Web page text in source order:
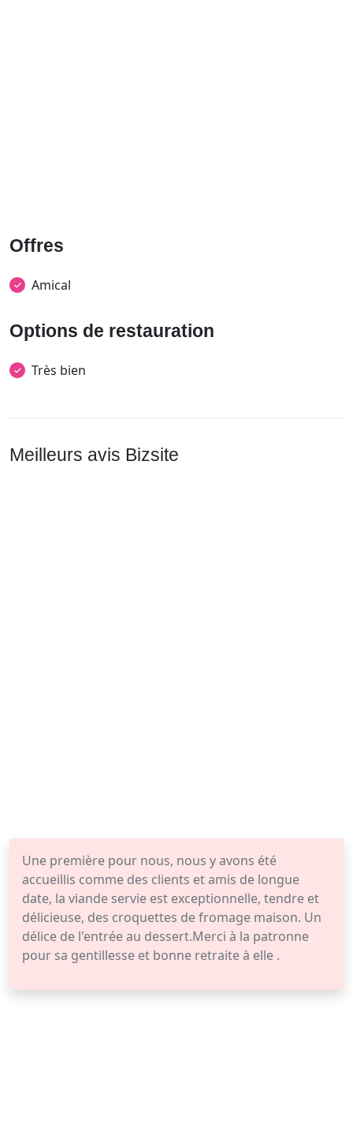
Offres
Amical
Options de restauration
Très bien
Meilleurs avis Bizsite
Une première pour nous, nous y avons été
accueillis comme des clients et amis de longue
date, la viande servie est exceptionnelle, tendre et
délicieuse, des croquettes de fromage maison. Un
délice de l'entrée au dessert.Merci à la patronne
pour sa gentillesse et bonne retraite à elle .